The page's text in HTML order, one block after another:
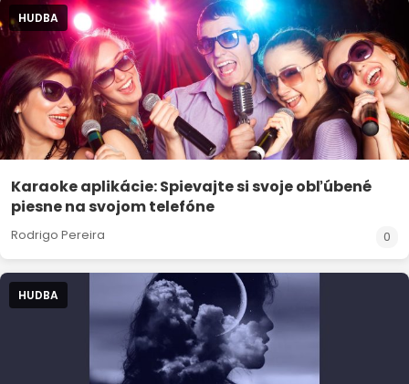
HUDBA
Karaoke aplikácie: Spievajte si svoje obľúbené
piesne na svojom telefóne
Rodrigo Pereira 0
HUDBA